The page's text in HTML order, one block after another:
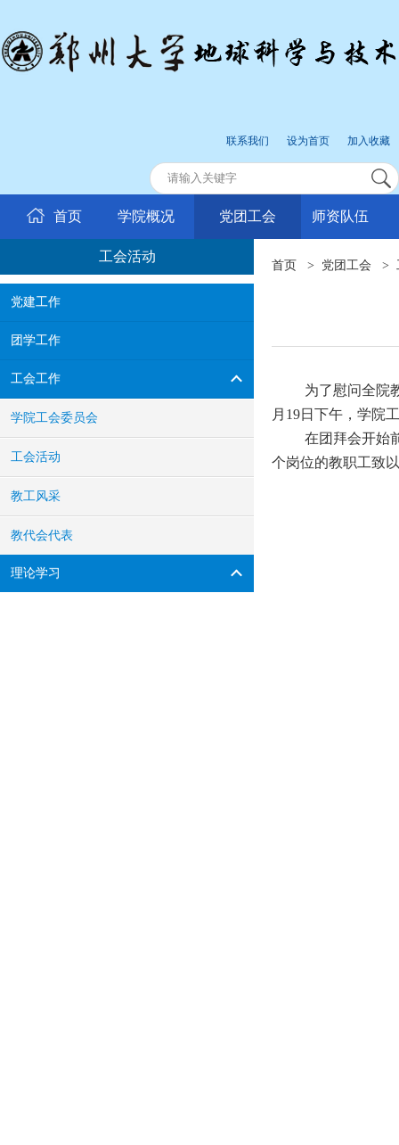
联系我们 设为首页 加入收藏
首页 学院概况 党团工会 师资队伍
工会活动
党建工作
团学工作
工会工作
学院工会委员会
工会活动
教工风采
教代会代表
理论学习
首页 > 党团工会 >
为了慰问全院
月19日下午，学院
在团拜会开始
个岗位的教职工致